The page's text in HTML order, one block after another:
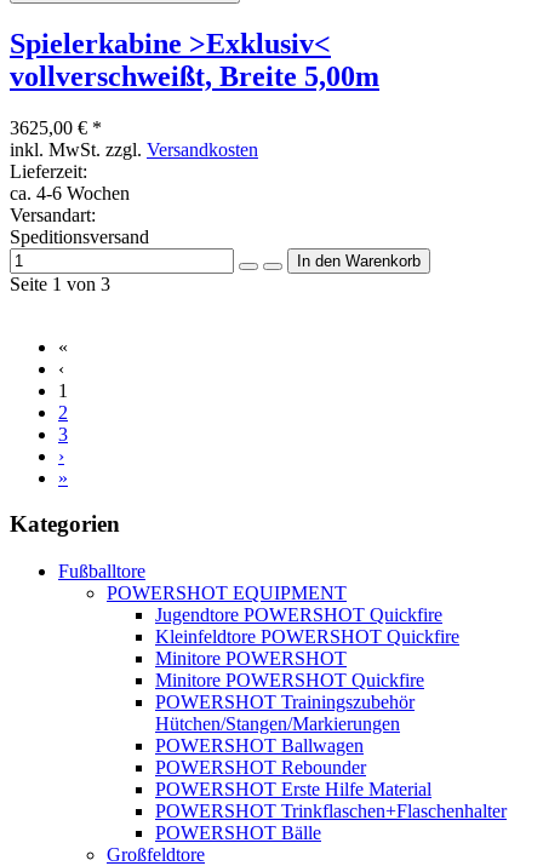
Spielerkabine >Exklusiv<
vollverschweißt, Breite 5,00m
3625,00 € *
inkl. MwSt. zzgl. Versandkosten
Lieferzeit:
ca. 4-6 Wochen
Versandart:
Speditionsversand
Seite 1 von 3
«
‹
1
2
3
›
»
Kategorien
Fußballtore
POWERSHOT EQUIPMENT
Jugendtore POWERSHOT Quickfire
Kleinfeldtore POWERSHOT Quickfire
Minitore POWERSHOT
Minitore POWERSHOT Quickfire
POWERSHOT Trainingszubehör
Hütchen/Stangen/Markierungen
POWERSHOT Ballwagen
POWERSHOT Rebounder
POWERSHOT Erste Hilfe Material
POWERSHOT Trinkflaschen+Flaschenhalter
POWERSHOT Bälle
Großfeldtore